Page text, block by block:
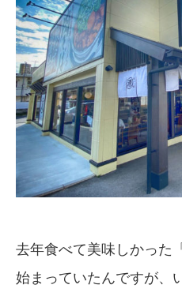
去年食べて美味しかった「
始まっていたんですが、